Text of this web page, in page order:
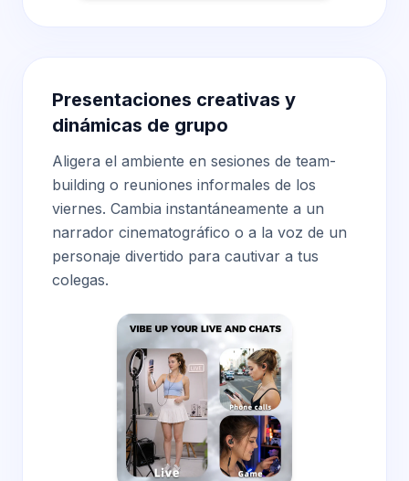
Presentaciones creativas y
dinámicas de grupo
Aligera el ambiente en sesiones de team-
building o reuniones informales de los
viernes. Cambia instantáneamente a un
narrador cinematográfico o a la voz de un
personaje divertido para cautivar a tus
colegas.